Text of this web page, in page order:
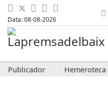
Data: 08-08-2026
Publicador Hemeroteca